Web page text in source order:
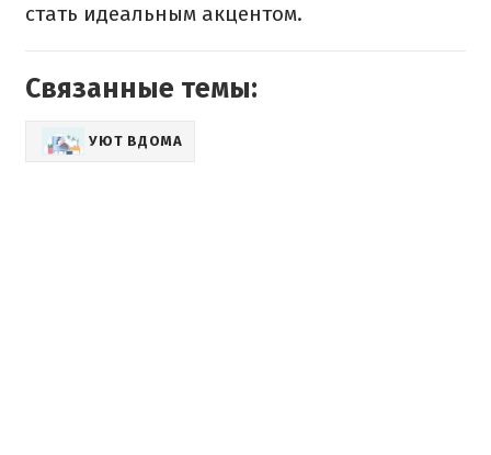
стать идеальным акцентом.
Связанные темы:
УЮТ ВДОМА